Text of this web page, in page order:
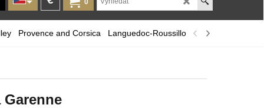
0
Provence and Corsica Languedoc-Roussillon A selection of